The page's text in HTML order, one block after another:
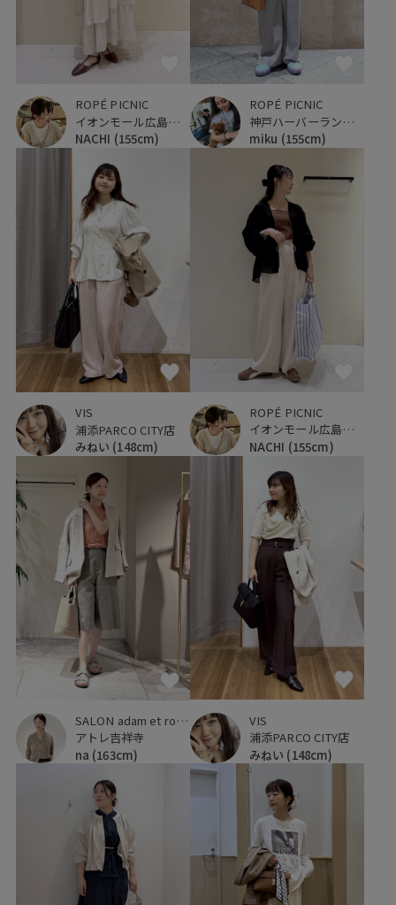
ROPÉ PICNIC
イオンモール広島府中
NACHI (155cm)
ROPÉ PICNIC
神戸ハーバーランドumie
miku (155cm)
VIS
浦添PARCO CITY店
みねい (148cm)
ROPÉ PICNIC
イオンモール広島府中
NACHI (155cm)
SALON adam et ropé
アトレ吉祥寺
na (163cm)
VIS
浦添PARCO CITY店
みねい (148cm)